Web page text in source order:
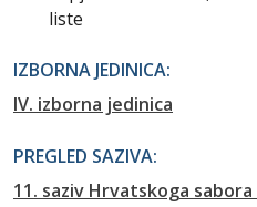
liste
IZBORNA JEDINICA:
IV. izborna jedinica
PREGLED SAZIVA:
11. saziv Hrvatskoga sabora